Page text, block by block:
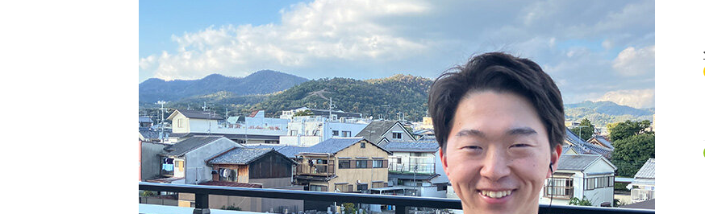
メ
デ
ィ
ア
記事を読む